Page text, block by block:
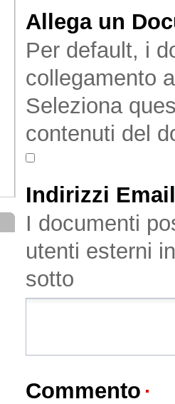
Allega un
Per default, i
collegamento
Seleziona
contenuti del
Indirizzi Email
I documenti
utenti esterni
sotto
Commento